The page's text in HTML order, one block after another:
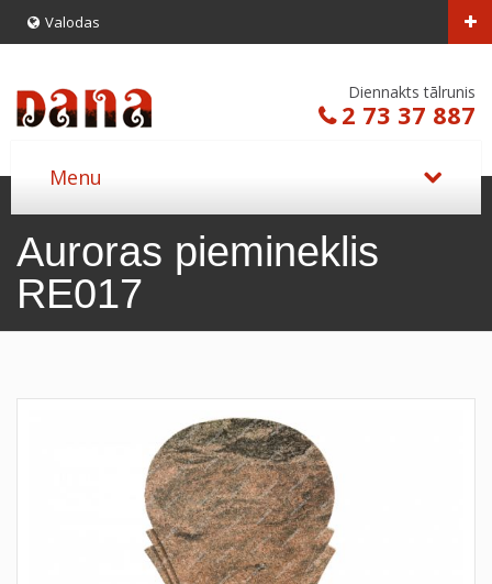
Valodas
Diennakts tālrunis
2 73 37 887
Auroras piemineklis
RE017